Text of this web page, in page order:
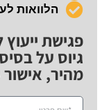
הלוואות
פגישת
גיוס על
מהיר, אישור